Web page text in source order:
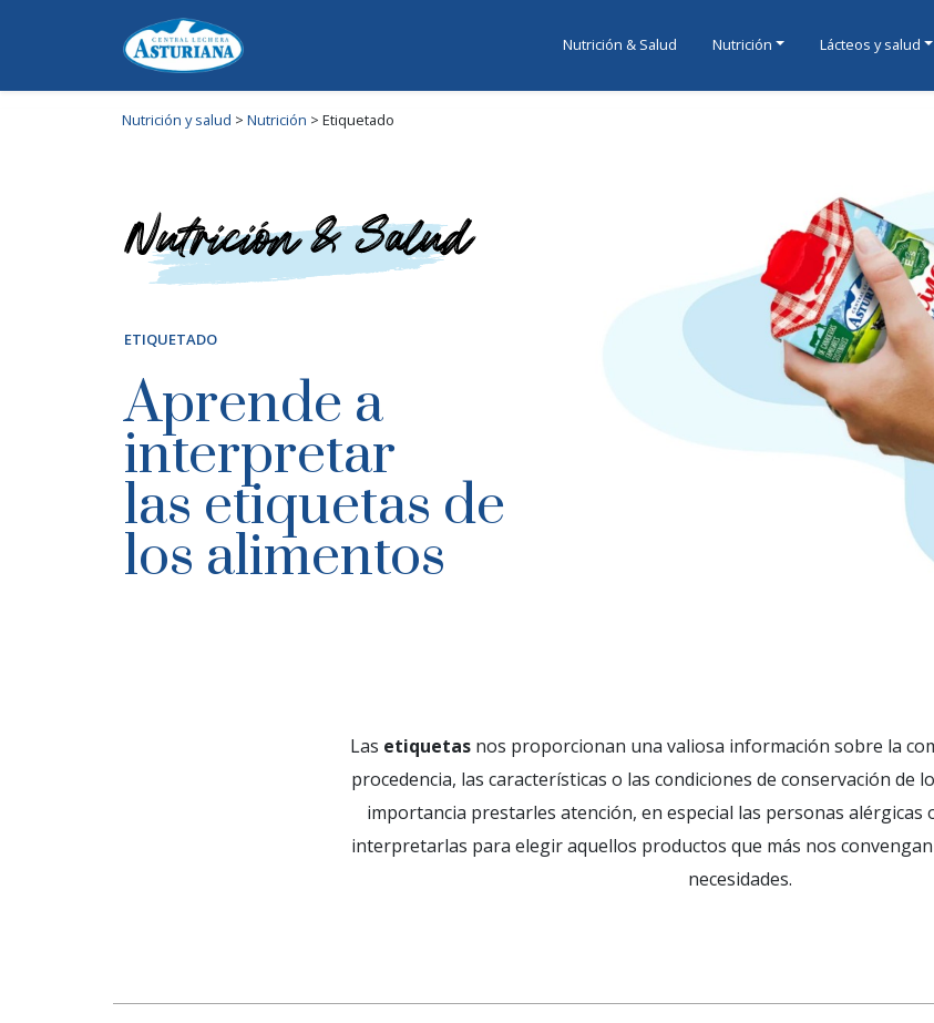
Nutrición & Salud Nutrición Lácteos y salud
Nutrición y salud > Nutrición > Etiquetado
ETIQUETADO
Aprende a
interpretar
las etiquetas de
los alimentos
Las etiquetasnos proporcionan una valiosa información sobre la
procedencia, las características o las condiciones de conservación de
importancia prestarles atención, en especial las personas alérgicas
interpretarlas para elegir aquellos productos que más nos
necesidades.